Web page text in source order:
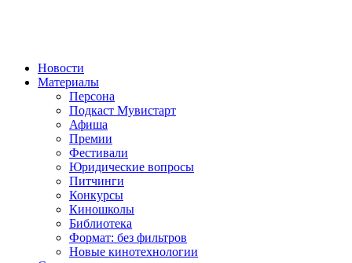
Новости
Материалы
Персона
Подкаст Мувистарт
Афиша
Премии
Фестивали
Юридические вопросы
Питчинги
Конкурсы
Киношколы
Библиотека
Формат: без фильтров
Новые кинотехнологии